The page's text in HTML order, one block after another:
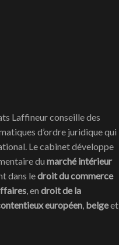
Laffineur conseille des
d’ordre juridique qui
Le cabinet développe
du marché intérieur
dans ledroit du commerce
, en droit de la
européen, belgeet